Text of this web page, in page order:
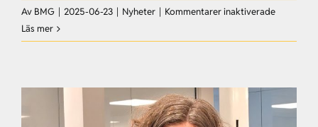
Av BMG | 2025-06-23 | Nyheter | Kommentarer inaktiveradeför
Läs mer